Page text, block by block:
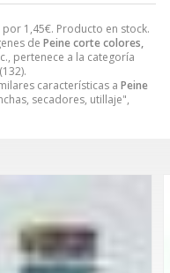
por 1,45€. Producto en stock.
de Peine corte colores,
pertenece a la categoría
(132).
características a Peine
secadores, utillaje",